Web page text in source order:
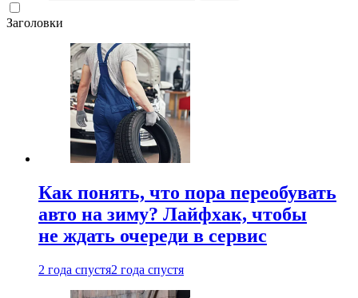
Заголовки
Как понять, что пора переобувать
авто на зиму? Лайфхак, чтобы
не ждать очереди в сервис
2 года спустя2 года спустя